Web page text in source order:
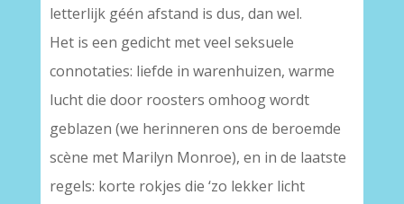
letterlijk géén afstand is dus, dan wel.
Het is een gedicht met veel seksuele
connotaties: liefde in warenhuizen, warme
lucht die door roosters omhoog wordt
geblazen (we herinneren ons de beroemde
scène met Marilyn Monroe), en in de laatste
regels: korte rokjes die ‘zo lekker licht